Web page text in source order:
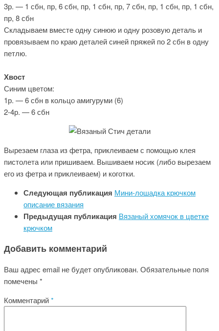
3р. — 1 сбн, пр, 6 сбн, пр, 1 сбн, пр, 7 сбн, пр, 1 сбн, пр, 1 сбн,
пр, 8 сбн
Складываем вместе одну синюю и одну розовую деталь и
провязываем по краю деталей синей пряжей по 2 сбн в одну
петлю.
Хвост
Синим цветом:
1р. — 6 сбн в кольцо амигуруми (6)
2-4р. — 6 сбн
Вырезаем глаза из фетра, приклеиваем с помощью клея
пистолета или пришиваем. Вышиваем носик (либо вырезаем
его из фетра и приклеиваем) и коготки.
Следующая публикация Мини-лошадка крючком
описание вязания
Предыдущая публикация Вязаный хомячок в цветке
крючком
Добавить комментарий
Ваш адрес email не будет опубликован. Обязательные поля
помечены *
Комментарий*